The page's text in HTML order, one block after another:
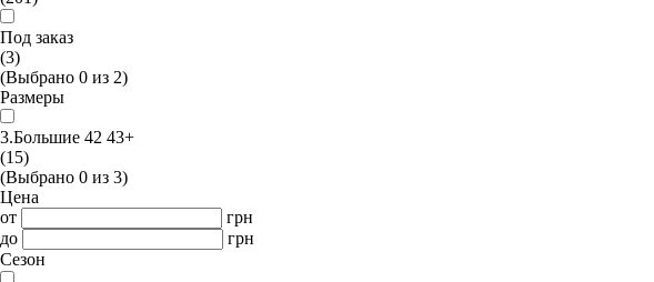
Под заказ
(3)
(Выбрано 0 из 2)
Размеры
3.Большие 42 43+
(15)
(Выбрано 0 из 3)
Цена
от
грн
до
грн
Сезон